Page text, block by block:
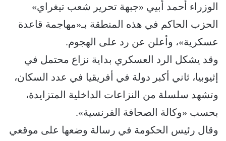
الوزراء أحمد أبيي «جبهة تحرير شعب تيغراي»
الحزب الحاكم في هذه المنطقة بـ«مهاجمة قاعدة
عسكرية»، وأعلن عن رد على الهجوم.
وقد يشكل الرد العسكري بداية نزاع محتمل في
إثيوبيا، ثاني أكبر دولة في أفريقيا في عدد السكان،
وتشهد سلسلة من النزاعات الداخلية المتزايدة،
بحسب «وكالة الصحافة الفرنسية».
وقال رئيس الحكومة في رسالة وضعها على موقعي